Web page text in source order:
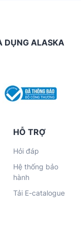
DỤNG ALASKA
HỖ TRỢ
Hỏi đáp
Hệ thống bảo
hành
Tải E-catalogue